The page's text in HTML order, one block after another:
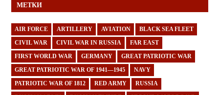
МЕТКИ
AIR FORCE ARTILLERY AVIATION BLACK SEA FLEET
CIVIL WAR CIVIL WAR IN RUSSIA FAR EAST
FIRST WORLD WAR GERMANY GREAT PATRIOTIC WAR
GREAT PATRIOTIC WAR OF 1941—1945 NAVY
PATRIOTIC WAR OF 1812 RED ARMY RUSSIA